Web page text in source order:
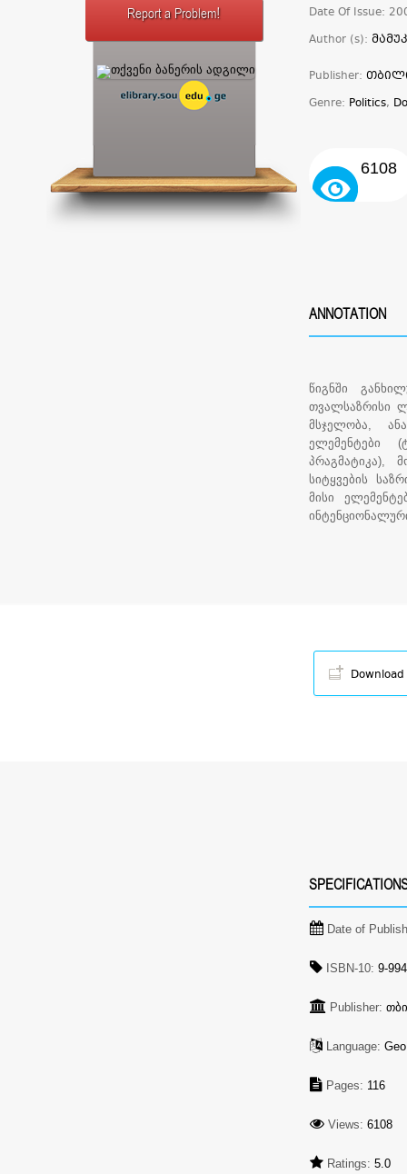
Report a Problem!
Date Of Issue:
Author (s):
Publisher:
Genre: Politics,
6108
ANNOTATION
წიგნში
თვალსაზრისი
მსჯელობა,
ელემენტები
პრაგმატიკა),
სიტყვების
მისი
Download
Date of
ISBN-10: 9-
Publisher:
Language: Geo
Pages: 116
Views: 6108
Ratings: 5.0